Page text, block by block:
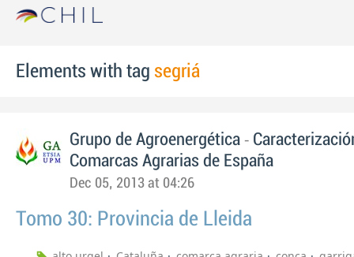
Elements with tag segriá
Grupo de Agroenergética -
Comarcas Agrarias de España
Dec 05, 2013 at 04:26
Tomo 30: Provincia de Lleida